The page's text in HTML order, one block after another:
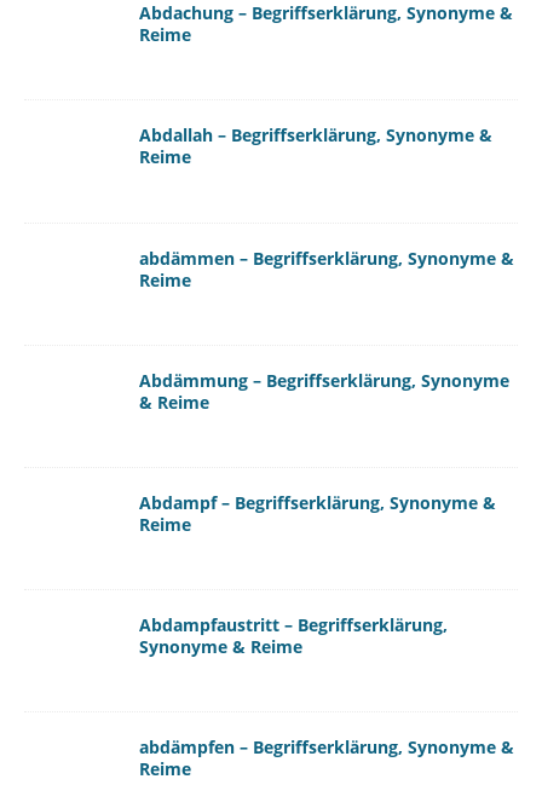
Abdachung – Begriffserklärung, Synonyme &
Reime
Abdallah – Begriffserklärung, Synonyme &
Reime
abdämmen – Begriffserklärung, Synonyme &
Reime
Abdämmung – Begriffserklärung, Synonyme
& Reime
Abdampf – Begriffserklärung, Synonyme &
Reime
Abdampfaustritt – Begriffserklärung,
Synonyme & Reime
abdämpfen – Begriffserklärung, Synonyme &
Reime